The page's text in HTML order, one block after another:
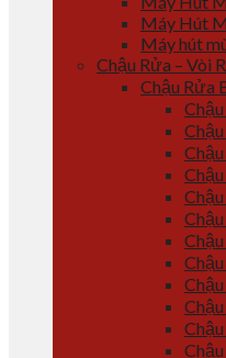
Máy Hút
Máy hút
Chậu Rửa – Vòi
Chậu Rửa